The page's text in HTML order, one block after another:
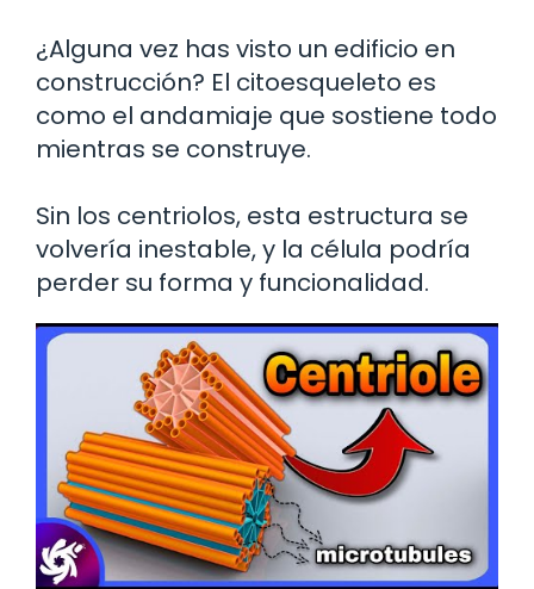
¿Alguna vez has visto un edificio en
construcción? El citoesqueleto es
como el andamiaje que sostiene todo
mientras se construye.
Sin los centriolos, esta estructura se
volvería inestable, y la célula podría
perder su forma y funcionalidad.